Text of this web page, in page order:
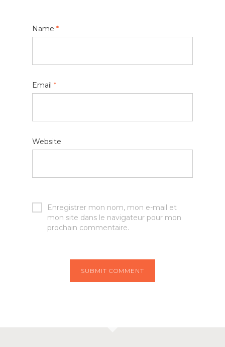
Name *
Email *
Website
Enregistrer mon nom, mon e-mail et
mon site dans le navigateur pour mon
prochain commentaire.